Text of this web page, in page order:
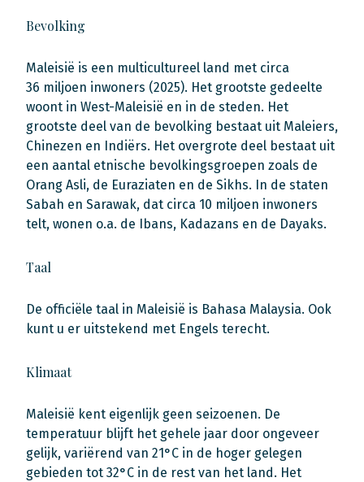
Bevolking
Maleisië is een multicultureel land met circa
36 miljoen inwoners (2025). Het grootste gedeelte
woont in West-Maleisië en in de steden. Het
grootste deel van de bevolking bestaat uit Maleiers,
Chinezen en Indiërs. Het overgrote deel bestaat uit
een aantal etnische bevolkingsgroepen zoals de
Orang Asli, de Euraziaten en de Sikhs. In de staten
Sabah en Sarawak, dat circa 10 miljoen inwoners
telt, wonen o.a. de Ibans, Kadazans en de Dayaks.
Taal
De officiële taal in Maleisië is Bahasa Malaysia. Ook
kunt u er uitstekend met Engels terecht.
Klimaat
Maleisië kent eigenlijk geen seizoenen. De
temperatuur blijft het gehele jaar door ongeveer
gelijk, variërend van 21°C in de hoger gelegen
gebieden tot 32°C in de rest van het land. Het